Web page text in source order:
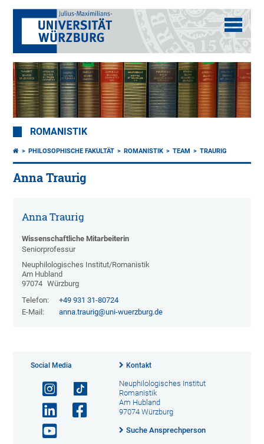
ROMANISTIK
PHILOSOPHISCHE FAKULTÄT ROMANISTIK TEAM TRAURIG
Anna Traurig
Anna Traurig
Wissenschaftliche Mitarbeiterin
Seniorprofessur
Neuphilologisches Institut/Romanistik
Am Hubland
97074 Würzburg
Telefon:
+49 931 31-80724
E-Mail:
anna.traurig@uni-wuerzburg.de
Social Media Kontakt
Neuphilologisches Institut
Romanistik
Am Hubland
97074 Würzburg
Suche Ansprechperson